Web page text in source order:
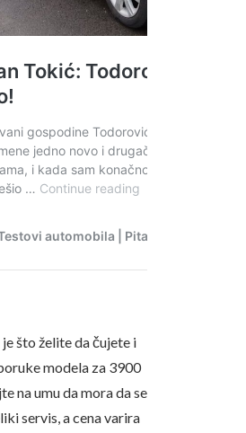
što želite da čujete i
modela za 3900
na umu da mora da se
servis, a cena varira